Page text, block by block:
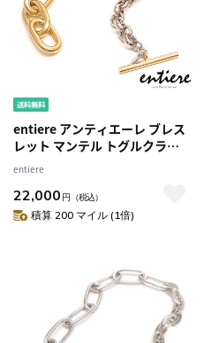
entiere アンティエーレ ブレス
レット マンテル トグルクラス
プ Tバー バイカラー 20cm レデ
ィース シルバー925
entiere
22,000 円 （税込）
積算 200 マイル (1倍)